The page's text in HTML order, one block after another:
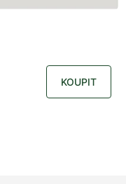
KOUPIT